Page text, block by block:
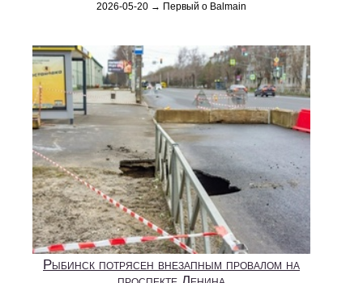
2026-05-20 → Первый о Balmain
Рыбинск потрясен внезапным провалом на